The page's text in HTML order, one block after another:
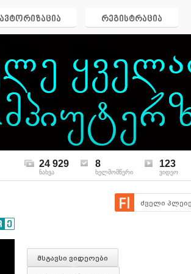
ავტორიზაცია რეგისტრაცია
24 929
ნახვა
8
ხელმომწერი
123
ვიდეო
ძველი
მსგავსი ვიდეოები